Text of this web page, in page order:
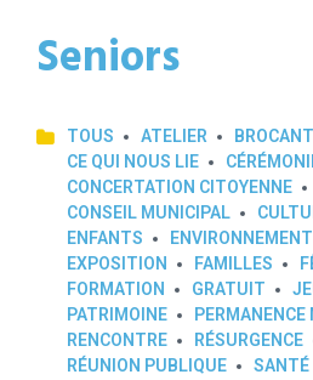
Seniors
TOUS ATELIER
CE QUI NOUS LIE
CONCERTATION CITOYENNE
CONSEIL MUNICIPAL
ENFANTS
ENVIRONNEMENT
EXPOSITION
FAMILLES
FORMATION
GRATUIT
PATRIMOINE
PERMANENCE
RENCONTRE
RÉSURGENCE
RÉUNION PUBLIQUE
SANTÉ